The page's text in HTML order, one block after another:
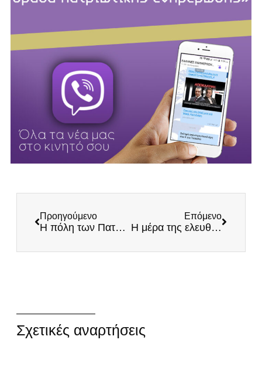
Προηγούμενο
Η πόλη των Πατρών έρμαιο του κομμουνιστή Δημάρχου
Επόμενο
Η μέρα της ελευθερίας που όλοι ονειρευόμαστε
Σχετικές αναρτήσεις